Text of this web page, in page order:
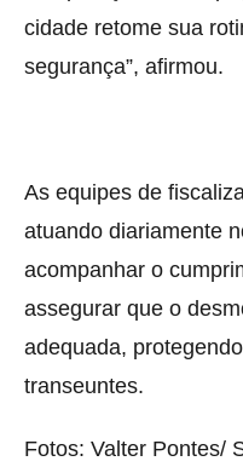
cidade retome sua
segurança”, afirmou.
As equipes de
atuando diariamente
acompanhar o
assegurar que o
adequada,
transeuntes.
Fotos: Valter Pontes/